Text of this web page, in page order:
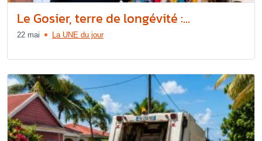
Le Gosier, terre de longévité :...
22 mai La UNE du jour